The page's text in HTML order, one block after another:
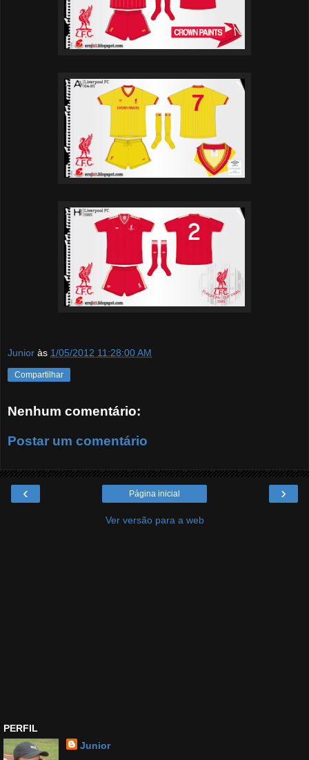
Junior às 1/05/2012 11:28:00 AM
Compartilhar
Nenhum comentário:
Postar um comentário
‹ ›
Página inicial
Ver versão para a web
PERFIL
Junior